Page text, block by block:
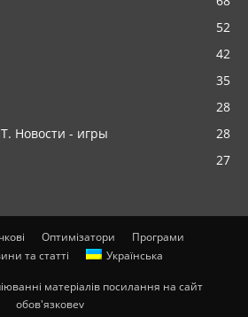
52
42
35
28
Новости - игры
28
27
Оптимізатори
Програми
та статті
Українська
матеріалів посилання на сайт
обов'язковеv